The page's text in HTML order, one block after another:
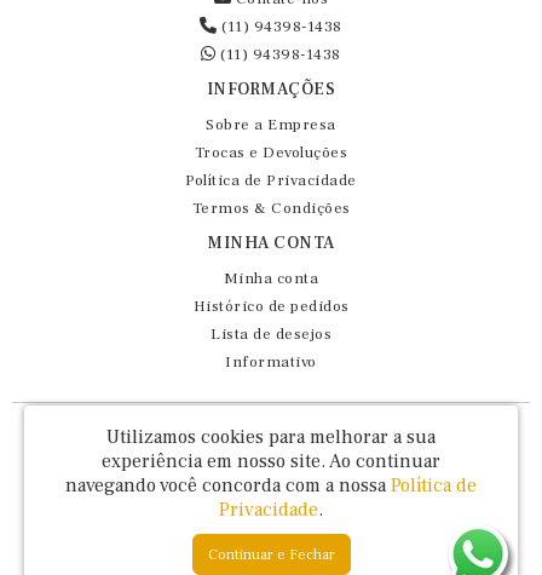
(11) 94398-1438
(11) 94398-1438
INFORMAÇÕES
Sobre a Empresa
Trocas e Devoluções
Política de Privacidade
Termos & Condições
MINHA CONTA
Minha conta
Histórico de pedidos
Lista de desejos
Informativo
Fernando Maluhy Cia Ltda - CNPJ: 60.458.825/0001-86
Rua Dr Euclydes da Cunha, 47 - Brás - São Paulo / SP - CEP 03016-030
Fernando Maluhy © 2026
Utilizamos cookies para melhorar a sua
experiência em nosso site. Ao continuar
navegando você concorda com a nossa Política de
Privacidade.
Continuar e Fechar